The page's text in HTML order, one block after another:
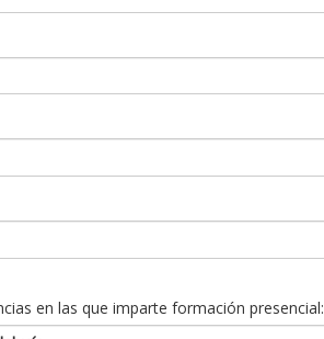
en las que imparte formación presencial: